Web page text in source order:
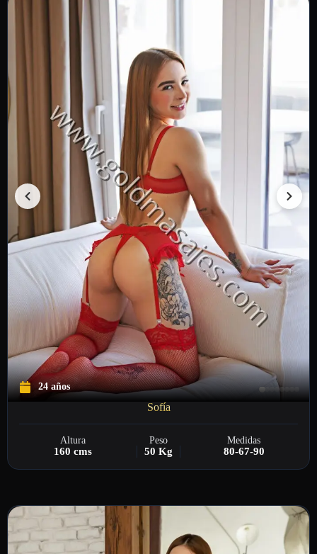
24 años
Sofía
Altura Peso Medidas
160 cms 50 Kg 80-67-90